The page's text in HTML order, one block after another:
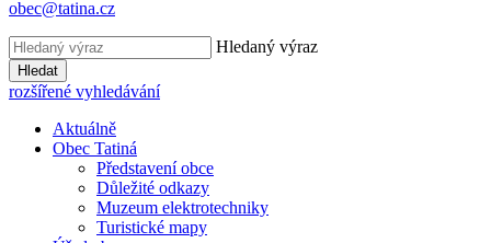
obec@tatina.cz
Hledaný výraz
Hledat
rozšířené vyhledávání
Aktuálně
Obec Tatiná
Představení obce
Důležité odkazy
Muzeum elektrotechniky
Turistické mapy